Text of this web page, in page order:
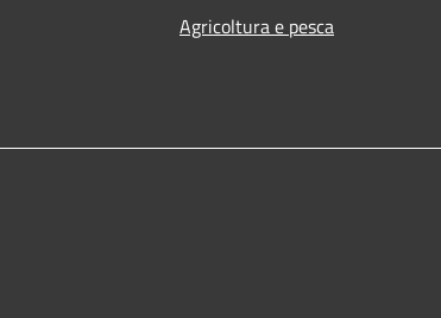
Agricoltura e pesca